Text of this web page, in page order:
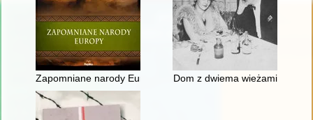
Zapomniane narody Europy Dom z dwiema wieżami